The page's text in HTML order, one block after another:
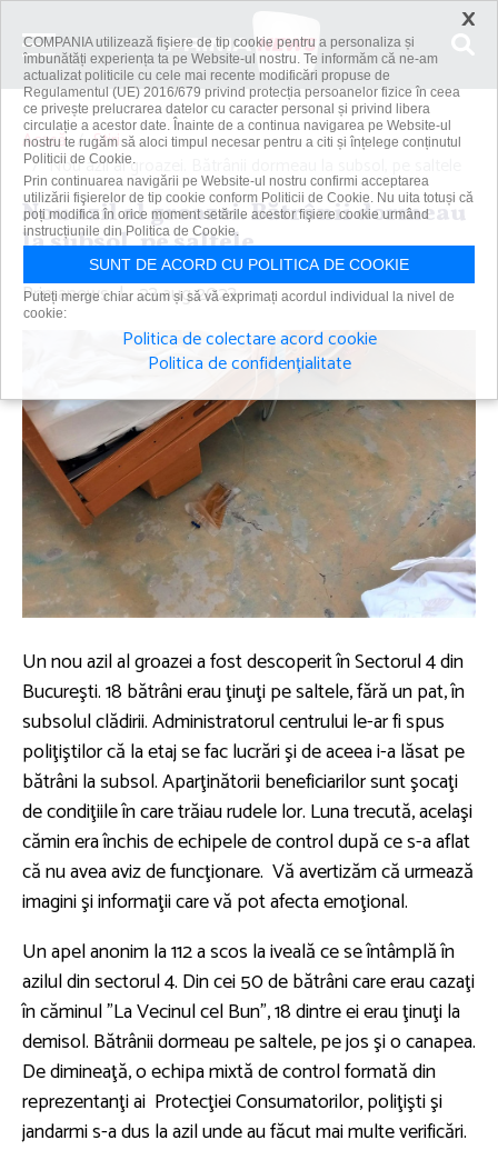
Acasă
Știri
Nou azil al groazei. Bătrânii dormeau la subsol, pe saltele
Nou azil al groazei. Bătrânii dormeau
la subsol, pe saltele
Primanews | 23 aug 2023
Un nou azil al groazei a fost descoperit în Sectorul 4 din
Bucureşti. 18 bătrâni erau ţinuţi pe saltele, fără un pat, în
subsolul clădirii. Administratorul centrului le-ar fi spus
poliţiştilor că la etaj se fac lucrări şi de aceea i-a lăsat pe
bătrâni la subsol. Aparţinătorii beneficiarilor sunt şocaţi
de condiţiile în care trăiau rudele lor. Luna trecută, acelaşi
cămin era închis de echipele de control după ce s-a aflat
că nu avea aviz de funcţionare. Vă avertizăm că urmează
imagini şi informaţii care vă pot afecta emoţional.
Un apel anonim la 112 a scos la iveală ce se întâmplă în
azilul din sectorul 4. Din cei 50 de bătrâni care erau cazaţi
în căminul "La Vecinul cel Bun", 18 dintre ei erau ţinuţi la
demisol. Bătrânii dormeau pe saltele, pe jos şi o canapea.
De dimineaţă, o echipa mixtă de control formată din
reprezentanţi ai Protecţiei Consumatorilor, poliţişti şi
jandarmi s-a dus la azil unde au făcut mai multe verificări.
×
COMPANIA utilizează fişiere de tip cookie pentru a personaliza și
îmbunătăți experiența ta pe Website-ul nostru. Te informăm că ne-am
actualizat politicile cu cele mai recente modificări propuse de
Regulamentul (UE) 2016/679 privind protecția persoanelor fizice în ceea
ce privește prelucrarea datelor cu caracter personal și privind libera
circulație a acestor date. Înainte de a continua navigarea pe Website-ul
nostru te rugăm să aloci timpul necesar pentru a citi și înțelege conținutul
Politicii de Cookie.
Prin continuarea navigării pe Website-ul nostru confirmi acceptarea
utilizării fişierelor de tip cookie conform Politicii de Cookie. Nu uita totuși că
poți modifica în orice moment setările acestor fişiere cookie urmând
instrucțiunile din Politica de Cookie.
SUNT DE ACORD CU POLITICA DE COOKIE
Puteți merge chiar acum și să vă exprimați acordul individual la nivel de
cookie:
Politica de colectare acord cookie
Politica de confidențialitate